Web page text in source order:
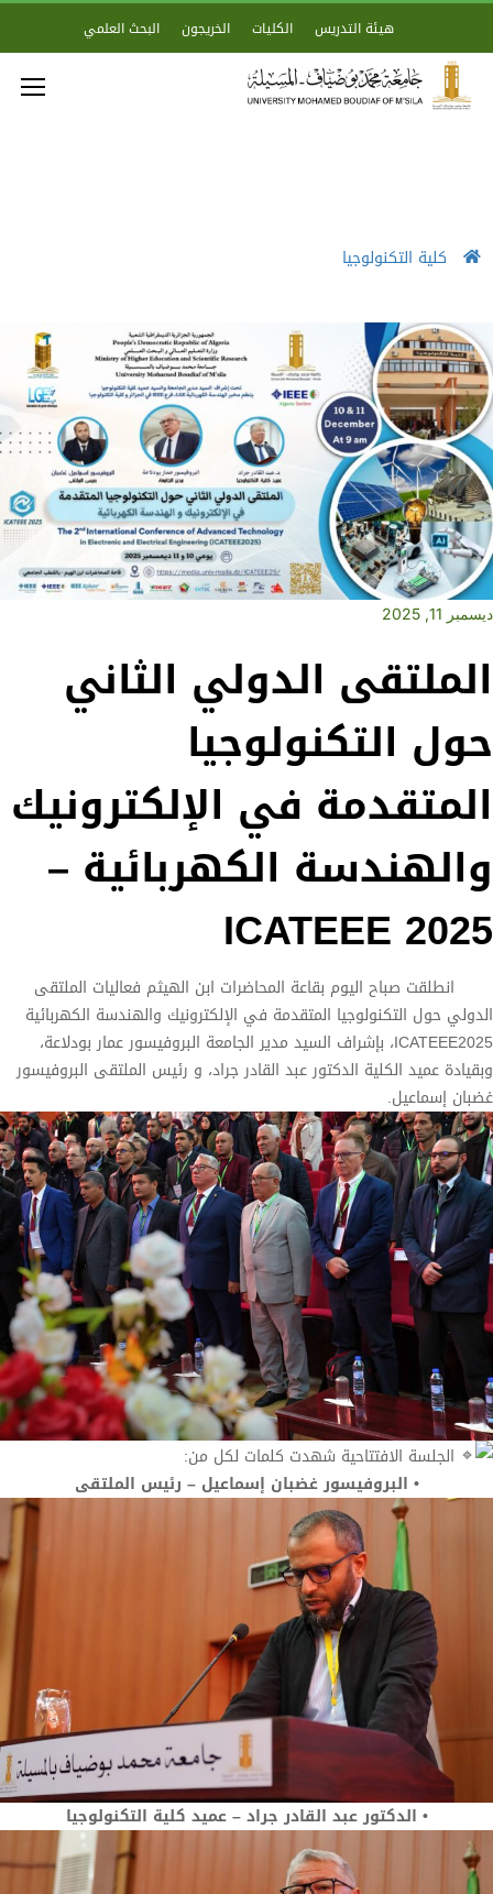
هيئة التدريس الكليات الخريجون البحث العلمي
كلية التكنولوجيا
ديسمبر 11, 2025
الملتقى الدولي الثاني
حول التكنولوجيا
المتقدمة في الإلكترونيك
والهندسة الكهربائية –
ICATEEE 2025
انطلقت صباح اليوم بقاعة المحاضرات ابن الهيثم فعاليات الملتقى
الدولي حول التكنولوجيا المتقدمة في الإلكترونيك والهندسة الكهربائية
ICATEEE2025، بإشراف السيد مدير الجامعة البروفيسور عمار بودلاعة،
وبقيادة عميد الكلية الدكتور عبد القادر جراد، و رئيس الملتقى البروفيسور
غضبان إسماعيل.
الجلسة الافتتاحية شهدت كلمات لكل من:
• البروفيسور غضبان إسماعيل – رئيس الملتقى
• الدكتور عبد القادر جراد – عميد كلية التكنولوجيا